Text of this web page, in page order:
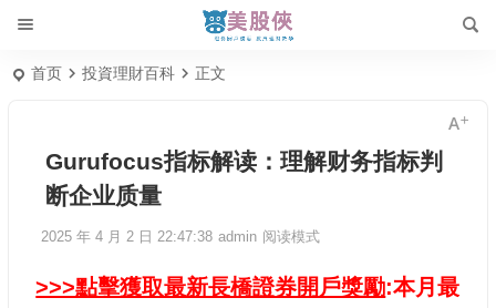
首页 投資理財百科 正文
Gurufocus指标解读：理解财务指标判
断企业质量
2025 年 4 月 2 日 22:47:38 admin 阅读模式
>>>點擊獲取最新長橋證券開戶獎勵:本月最